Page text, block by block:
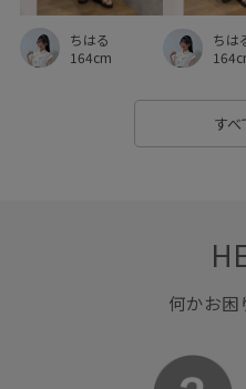
フーディー ブラウン
ベーシック ベージュ ホ
マニッシュ
ラウンドヘム
透け感
ちはる
164cm
ちは
すべ
何かお困